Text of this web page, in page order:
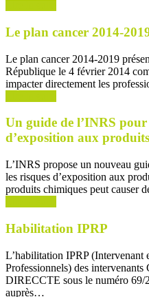
Le plan cancer 2014-
Le plan cancer 2014-2019
République le 4 février 2014
impacter directement les
Un guide de l’INRS
d’exposition aux
L’INRS propose un nouveau
les risques d’exposition aux
produits chimiques peut causer
Habilitation IPRP
L’habilitation IPRP (Intervenant
Professionnels) des
DIRECCTE sous le numéro 69/
auprès…